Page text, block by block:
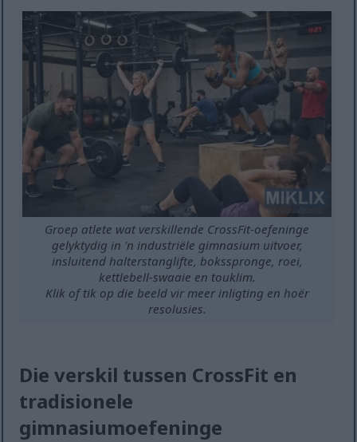
Groep atlete wat verskillende CrossFit-oefeninge
gelyktydig in 'n industriële gimnasium uitvoer,
insluitend halterstanglifte, boksspronge, roei,
kettlebell-swaaie en touklim.
Klik of tik op die beeld vir meer inligting en hoër
resolusies.
Die verskil tussen CrossFit en
tradisionele
gimnasiumoefeninge